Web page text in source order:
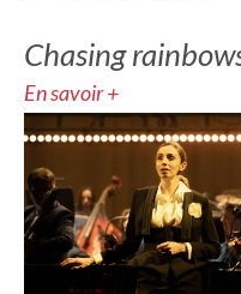
Chasing
En savoir +